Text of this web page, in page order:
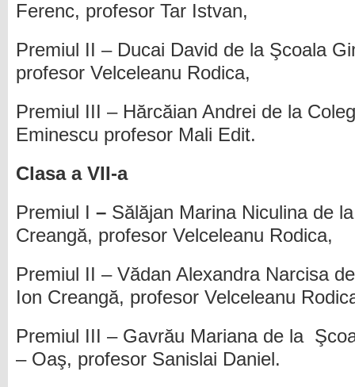
Ferenc, profesor Tar Istvan,
Premiul II – Ducai David de la Şcoala
profesor Velceleanu Rodica,
Premiul III – Hărcăian Andrei de la
Eminescu profesor Mali Edit.
Clasa a VII-a
Premiul I – Sălăjan Marina Niculina de
Creangă, profesor Velceleanu Rodica,
Premiul II – Vădan Alexandra Narcisa
Ion Creangă, profesor Velceleanu
Premiul III – Gavrău Mariana de la
– Oaş, profesor Sanislai Daniel.